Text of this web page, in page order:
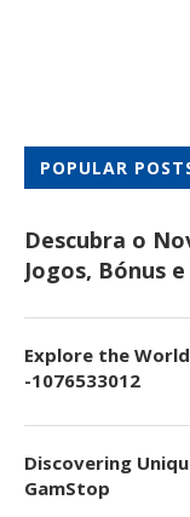
POPULAR
Descubra o
Jogos, Bónus
Explore the
-1076533012
Discovering
GamStop